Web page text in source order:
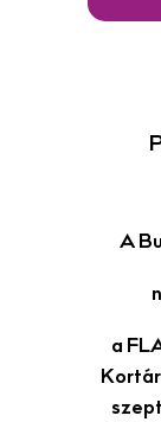
A
a